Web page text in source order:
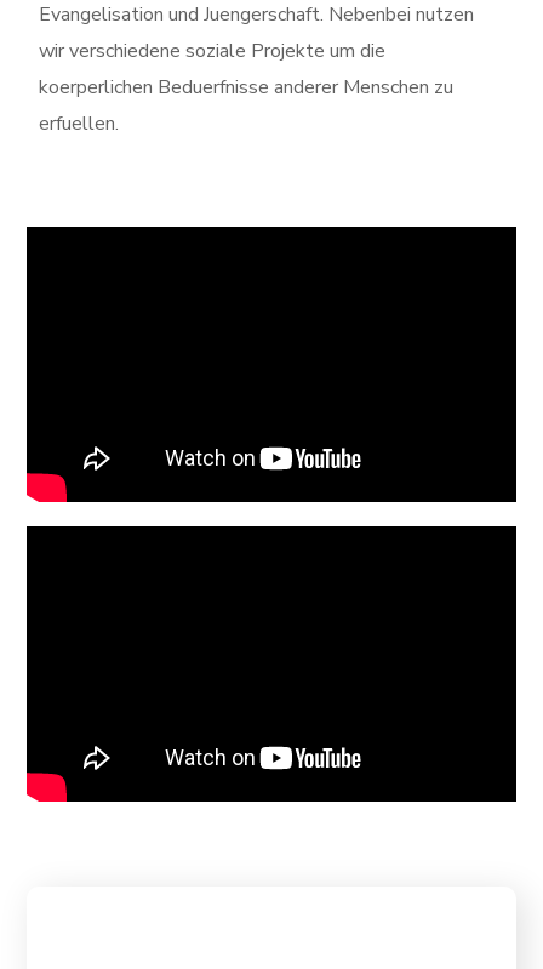
Evangelisation und Juengerschaft. Nebenbei nutzen
wir verschiedene soziale Projekte um die
koerperlichen Beduerfnisse anderer Menschen zu
erfuellen.